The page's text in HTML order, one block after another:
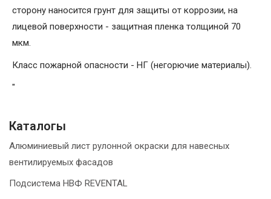
сторону наносится грунт для защиты от коррозии, на
лицевой поверхности - защитная пленка толщиной 70
мкм.
Класс пожарной опасности - НГ (негорючие материалы).
"
Каталогы
Алюминиевый лист рулонной окраски для навесных
вентилируемых фасадов
Подсистема НВФ REVENTAL